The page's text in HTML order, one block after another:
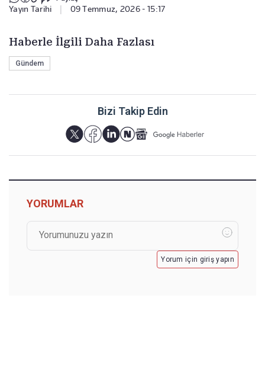
Yayın Tarihi 09 Temmuz, 2026 - 15:17
Haberle İlgili Daha Fazlası
Gündem
Bizi Takip Edin
YORUMLAR
Yorum için giriş yapın